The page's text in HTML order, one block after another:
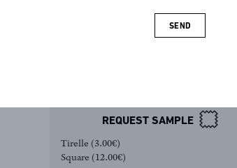
REQUEST SAMPLE
Tirelle (3.00€)
Square (12.00€)
SEND